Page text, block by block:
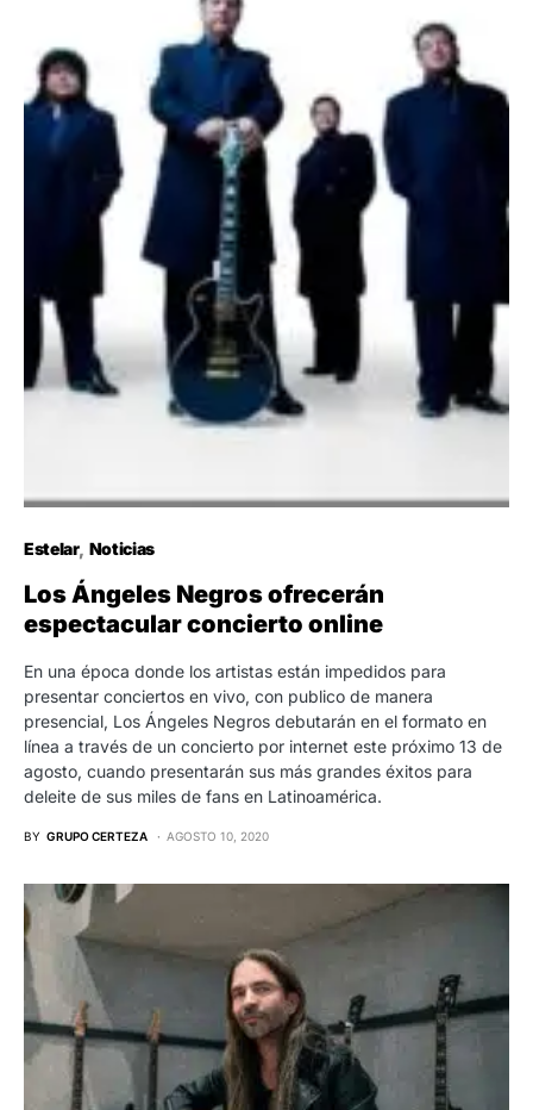
Estelar Noticias
Los Ángeles Negros ofrecerán
espectacular concierto online
En una época donde los artistas están impedidos para
presentar conciertos en vivo, con publico de manera
presencial, Los Ángeles Negros debutarán en el formato en
línea a través de un concierto por internet este próximo 13 de
agosto, cuando presentarán sus más grandes éxitos para
deleite de sus miles de fans en Latinoamérica.
BY GRUPO CERTEZA AGOSTO 10, 2020